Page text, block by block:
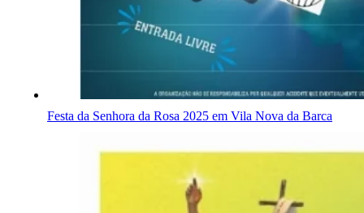
Festa da Senhora da Rosa 2025 em Vila Nova da Barca